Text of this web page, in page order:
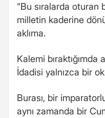
“Bu sıralarda
milletin kaderine
aklıma.
Kalemi bıraktığımda
İdadisi yalnızca bir
Burası, bir
aynı zamanda bir